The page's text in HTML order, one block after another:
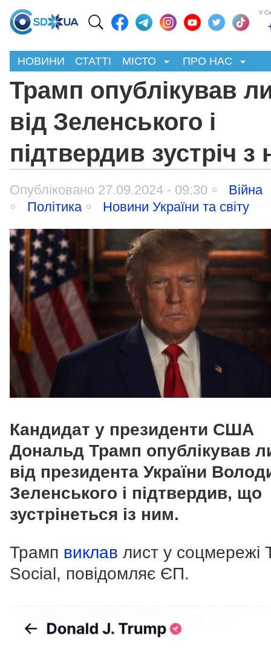
У
НОВИНИ СТАТТІ МІСТО ПРО НАС
Трамп опублікував
від Зеленського і
підтвердив зустріч з
Опубліковано 27.09.2024 - 09:30
Війна
Політика
Новини України та світу
Кандидат у президенти США
Дональд Трамп опублікував
від президента України
Зеленського і підтвердив, що
зустрінеться із ним.
Трамп виклав лист у соцмережі
Social, повідомляє ЄП.